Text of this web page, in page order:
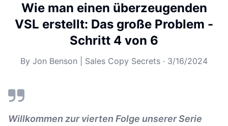
Wie man einen überzeugenden
VSL erstellt: Das große Problem -
Schritt 4 von 6
By Jon Benson | Sales Copy Secrets · 3/16/2024
Willkommen zur vierten Folge unserer Serie